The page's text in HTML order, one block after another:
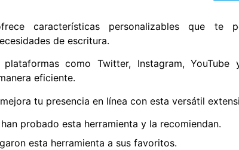
características personalizables que te
de escritura.
plataformas como Twitter, Instagram, YouTube
eficiente.
tu presencia en línea con esta versátil
probado esta herramienta y la recomiendan.
esta herramienta a sus favoritos.